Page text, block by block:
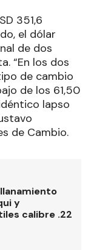
351,6
el dólar
de dos
“En los dos
de cambio
de los 61,50
lapso
de Cambio.
y
calibre .22